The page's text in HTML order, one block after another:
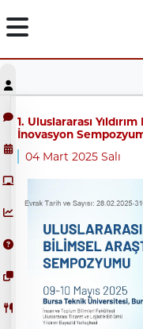
1. Uluslararası
İnovasyon
04 Mart 2025 Salı